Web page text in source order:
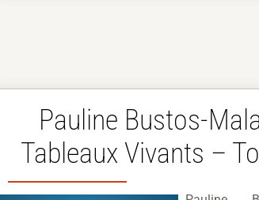
Pauline Bustos-
Tableaux Vivants –